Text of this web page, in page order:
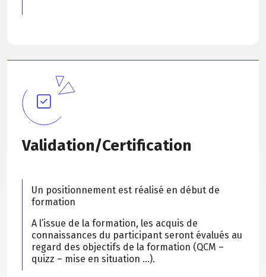
Validation/Certification
Un positionnement est réalisé en début de
formation
A l’issue de la formation, les acquis de
connaissances du participant seront évalués au
regard des objectifs de la formation (QCM –
quizz – mise en situation …).